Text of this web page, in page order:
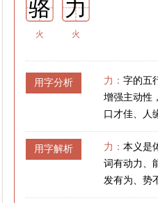
骆 力
火 火
用字分析 力：字的五
增强主动性
口才佳、人
用字解析 力：本义是
词有动力、
发有为、势